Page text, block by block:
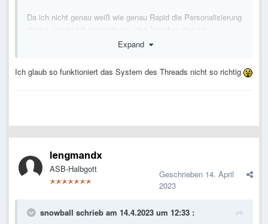
Da ich nicht genau weiß wie genau Rapid die Personalisierung
nimmt, würde ich vorschlagen, den Voucher, den ich
bekommen habe, gemeinsam mit dem Erweber - bestenfalls
Expand
Ich glaub so funktioniert das System des Threads nicht so richtig
lengmandx
ASB-Halbgott Geschrieben 14. April
2023
snowball schrieb am 14.4.2023 um 12:33 :